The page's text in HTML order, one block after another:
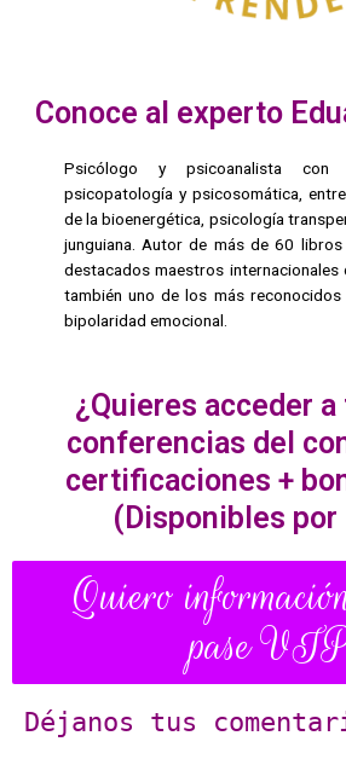
Conoce al experto
Psicólogo y psicoanalista con
psicopatología y psicosomática,
de la bioenergética, psicología
junguiana. Autor de más de 60
destacados maestros internacionales
también uno de los más reconocidos
bipolaridad emocional.
¿Quieres acceder
conferencias del
certificaciones +
(Disponibles por
Quiero
pase
Déjanos tus